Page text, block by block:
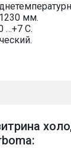
мм.
…+7 C.